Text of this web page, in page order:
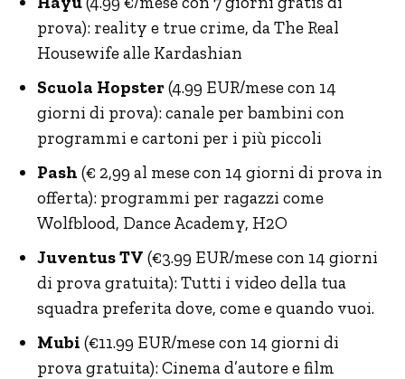
prova): reality e true crime, da The Real
Housewife alle Kardashian
Scuola Hopster(4.99 EUR/mese con 14
giorni di prova): canale per bambini con
programmi e cartoni per i più piccoli
Pash (€ 2,99 al mese con 14 giorni di prova in
offerta): programmi per ragazzi come
Wolfblood, Dance Academy, H2O
Juventus TV (€3.99 EUR/mese con 14 giorni
di prova gratuita): Tutti i video della tua
squadra preferita dove, come e quando vuoi.
Mubi (€11.99 EUR/mese con 14 giorni di
prova gratuita): Cinema d’autore e film